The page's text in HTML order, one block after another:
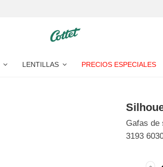
LENTILLAS PRECIOS ESPECIALES
Gafas de
3193